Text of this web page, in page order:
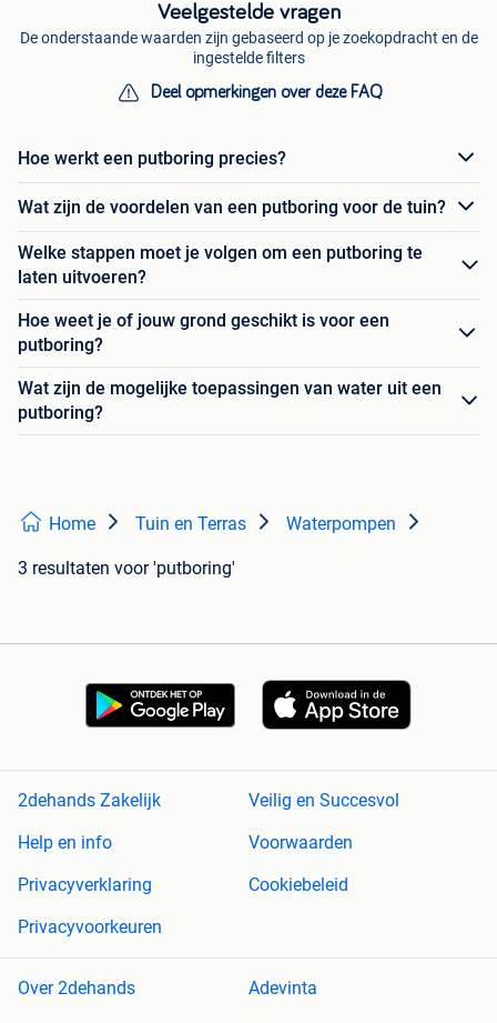
Veelgestelde vragen
De onderstaande waarden zijn gebaseerd op je zoekopdracht en de
ingestelde filters
Deel opmerkingen over deze FAQ
Hoe werkt een putboring precies?
Wat zijn de voordelen van een putboring voor de tuin?
Welke stappen moet je volgen om een putboring te
laten uitvoeren?
Hoe weet je of jouw grond geschikt is voor een
putboring?
Wat zijn de mogelijke toepassingen van water uit een
putboring?
Home Tuin en Terras Waterpompen
3 resultaten voor 'putboring'
2dehands Zakelijk
Veilig en Succesvol
Help en info
Voorwaarden
Privacyverklaring
Cookiebeleid
Privacyvoorkeuren
Over 2dehands
Adevinta